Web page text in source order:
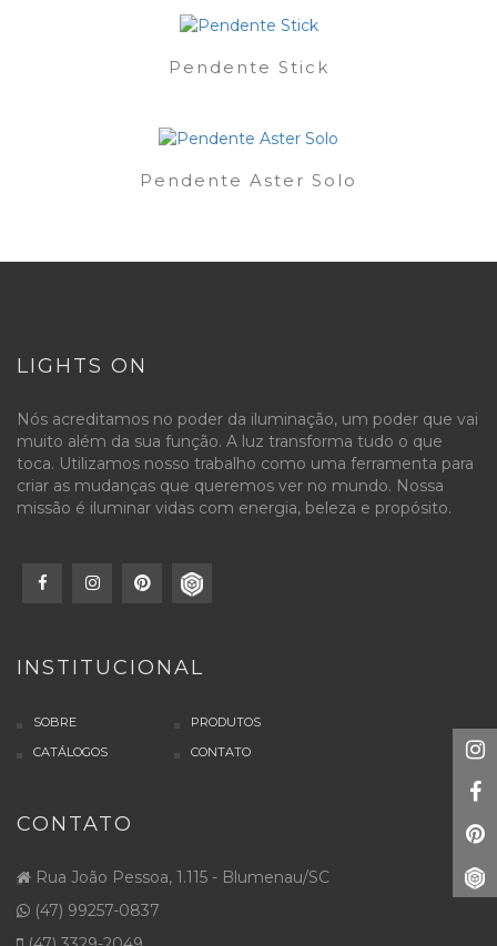
Pendente Stick
Pendente Aster Solo
LIGHTS ON
Nós acreditamos no poder da iluminação, um poder que vai
muito além da sua função. A luz transforma tudo o que
toca. Utilizamos nosso trabalho como uma ferramenta para
criar as mudanças que queremos ver no mundo. Nossa
missão é iluminar vidas com energia, beleza e propósito.
INSTITUCIONAL
SOBRE
PRODUTOS
CATÁLOGOS
CONTATO
CONTATO
Rua João Pessoa, 1.115 - Blumenau/SC
(47) 99257-0837